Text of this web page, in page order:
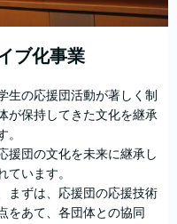
ブ化事業
生の応援団活動が著しく制
が保持してきた文化を継承
援団の文化を未来に継承し
います。
まずは、応援団の応援技術
をあて、各団体との協同